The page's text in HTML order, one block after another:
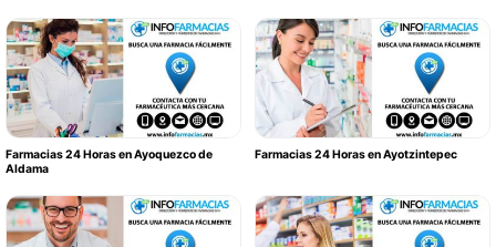
Farmacias 24 Horas en Ayoquezco de
Aldama
Farmacias 24 Horas en Ayotzintepec